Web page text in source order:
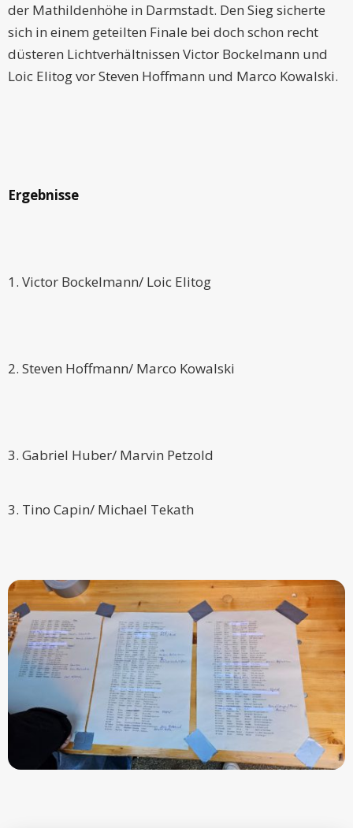
der Mathildenhöhe in Darmstadt. Den Sieg sicherte
sich in einem geteilten Finale bei doch schon recht
düsteren Lichtverhältnissen Victor Bockelmann und
Loic Elitog vor Steven Hoffmann und Marco Kowalski.
Ergebnisse
1. Victor Bockelmann/ Loic Elitog
2. Steven Hoffmann/ Marco Kowalski
3. Gabriel Huber/ Marvin Petzold
3. Tino Capin/ Michael Tekath